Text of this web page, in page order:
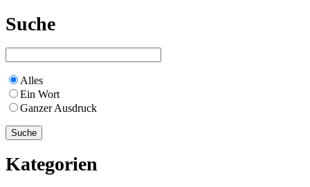
Suche
Alles
Ein Wort
Ganzer Ausdruck
Kategorien